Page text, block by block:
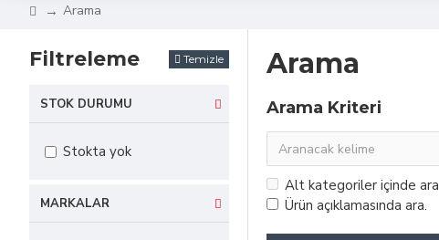
Arama
Filtreleme Temizle
MARKALAR
STOK DURUMU
Stokta yok
Arama
Arama Kriteri
Alt kategoriler içinde ara
Ürün açıklamasında ara.